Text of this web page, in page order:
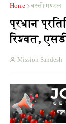
Home
बस्ती मण्डल
प्रधान
रिश्वत,
Mission Sandesh